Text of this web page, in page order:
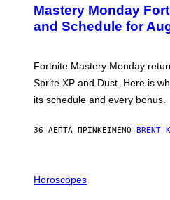
E
N
S
T
E
P
I
G
Mastery Monday
and Schedule for
Fortnite Mastery Monday
Sprite XP and Dust. Here is
its schedule and every bonus.
36 ΛΕΠΤΆ ΠΡΙΝΚΕΊΜΕΝΟ BRENT
L
Horoscopes